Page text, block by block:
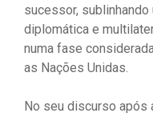
sucessor, sublinhando
diplomática e
numa fase
as Nações Unidas.
No seu discurso após